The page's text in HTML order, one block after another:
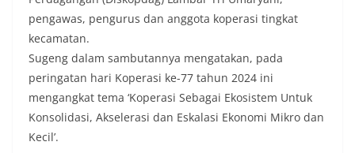
pengawas, pengurus dan anggota koperasi tingkat
kecamatan.
Sugeng dalam sambutannya mengatakan, pada
peringatan hari Koperasi ke-77 tahun 2024 ini
mengangkat tema ‘Koperasi Sebagai Ekosistem Untuk
Konsolidasi, Akselerasi dan Eskalasi Ekonomi Mikro dan
Kecil’.